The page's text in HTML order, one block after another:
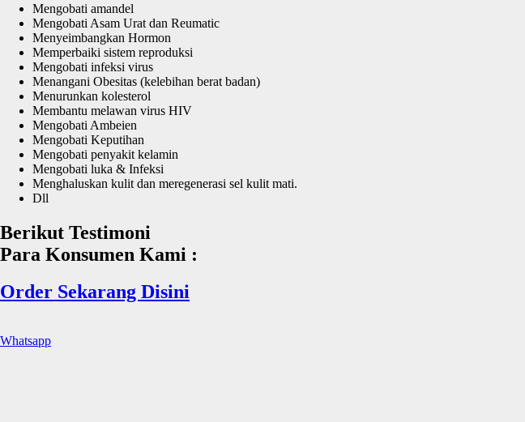
Mengobati amandel
Mengobati Asam Urat dan Reumatic
Menyeimbangkan Hormon
Memperbaiki sistem reproduksi
Mengobati infeksi virus
Menangani Obesitas (kelebihan berat badan)
Menurunkan kolesterol
Membantu melawan virus HIV
Mengobati Ambeien
Mengobati Keputihan
Mengobati penyakit kelamin
Mengobati luka & Infeksi
Menghaluskan kulit dan meregenerasi sel kulit mati.
Dll
Berikut Testimoni
Para Konsumen Kami :
Order Sekarang Disini
Whatsapp